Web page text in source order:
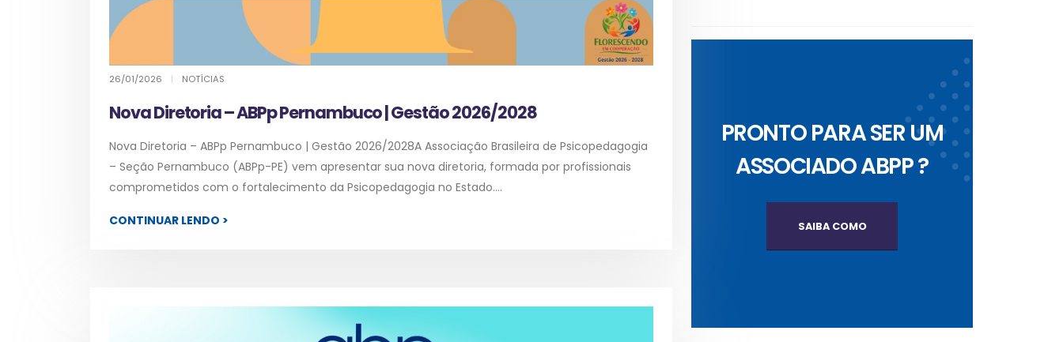
26/01/2026 | NOTÍCIAS
Nova Diretoria – ABPp Pernambuco | Gestão 2026/2028
Nova Diretoria – ABPp Pernambuco | Gestão 2026/2028A Associação Brasileira de Psicopedagogia
– Seção Pernambuco (ABPp-PE) vem apresentar sua nova diretoria, formada por profissionais
comprometidos com o fortalecimento da Psicopedagogia no Estado....
CONTINUAR LENDO >
PRONTO PARA SER UM
ASSOCIADO ABPP ?
SAIBA COMO